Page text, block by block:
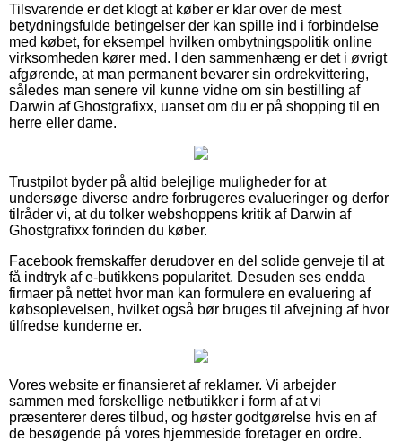
Tilsvarende er det klogt at køber er klar over de mest
betydningsfulde betingelser der kan spille ind i forbindelse
med købet, for eksempel hvilken ombytningspolitik online
virksomheden kører med. I den sammenhæng er det i øvrigt
afgørende, at man permanent bevarer sin ordrekvittering,
således man senere vil kunne vidne om sin bestilling af
Darwin af Ghostgrafixx, uanset om du er på shopping til en
herre eller dame.
Trustpilot byder på altid belejlige muligheder for at
undersøge diverse andre forbrugeres evalueringer og derfor
tilråder vi, at du tolker webshoppens kritik af Darwin af
Ghostgrafixx forinden du køber.
Facebook fremskaffer derudover en del solide genveje til at
få indtryk af e-butikkens popularitet. Desuden ses endda
firmaer på nettet hvor man kan formulere en evaluering af
købsoplevelsen, hvilket også bør bruges til afvejning af hvor
tilfredse kunderne er.
Vores website er finansieret af reklamer. Vi arbejder
sammen med forskellige netbutikker i form af at vi
præsenterer deres tilbud, og høster godtgørelse hvis en af
de besøgende på vores hjemmeside foretager en ordre.